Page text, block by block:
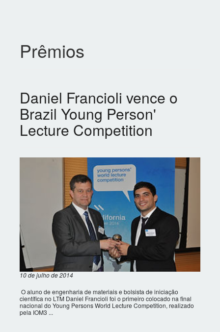
Prêmios
Daniel Francioli vence o
Brazil Young Person'
Lecture Competition
10 de julho de 2014
O aluno de engenharia de materiais e bolsista de iniciação
científica no LTM Daniel Francioli foi o primeiro colocado na final
nacional do Young Persons World Lecture Competition, realizado
pela IOM3 ...